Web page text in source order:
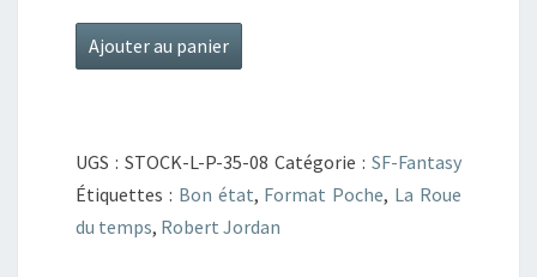
quantité
de
du
temps
10
Ajouter au panier
UGS : STOCK-L-P-35-08 Catégorie : SF-Fantasy
Étiquettes : Bon état, Format Poche, La Roue
du temps, Robert Jordan